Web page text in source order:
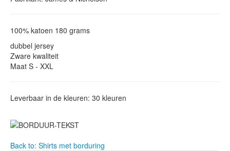
100% katoen 180 grams
dubbel jersey
Zware kwaliteit
Maat S - XXL
Leverbaar in de kleuren: 30 kleuren
Back to: Shirts met borduring